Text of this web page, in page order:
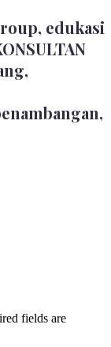
, edukasi
,
,
fields are